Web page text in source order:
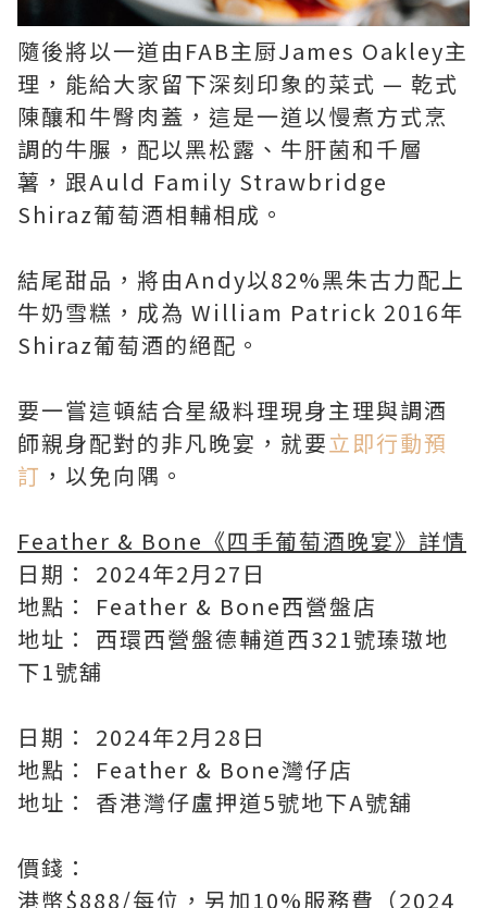
隨後將以一道由FAB主厨James Oakley主
理，能給大家留下深刻印象的菜式 — 乾式
陳釀和牛臀肉蓋，這是一道以慢煮方式烹
調的牛𦟌，配以黑松露、牛肝菌和千層
薯，跟Auld Family Strawbridge
Shiraz葡萄酒相輔相成。
結尾甜品，將由Andy以82%黑朱古力配上
牛奶雪糕，成為 William Patrick 2016年
Shiraz葡萄酒的絕配。
要一嘗這頓結合星級料理現身主理與調酒
師親身配對的非凡晚宴，就要立即行動預
訂 ，以免向隅。
Feather & Bone《四手葡萄酒晚宴》詳情
日期： 2024年2月27日
地點： Feather & Bone西營盤店
地址： 西環西營盤德輔道西321號瑧璈地
下1號舖
日期： 2024年2月28日
地點： Feather & Bone灣仔店
地址： 香港灣仔盧押道5號地下A號舖
價錢：
港幣$888/每位，另加10%服務費（2024